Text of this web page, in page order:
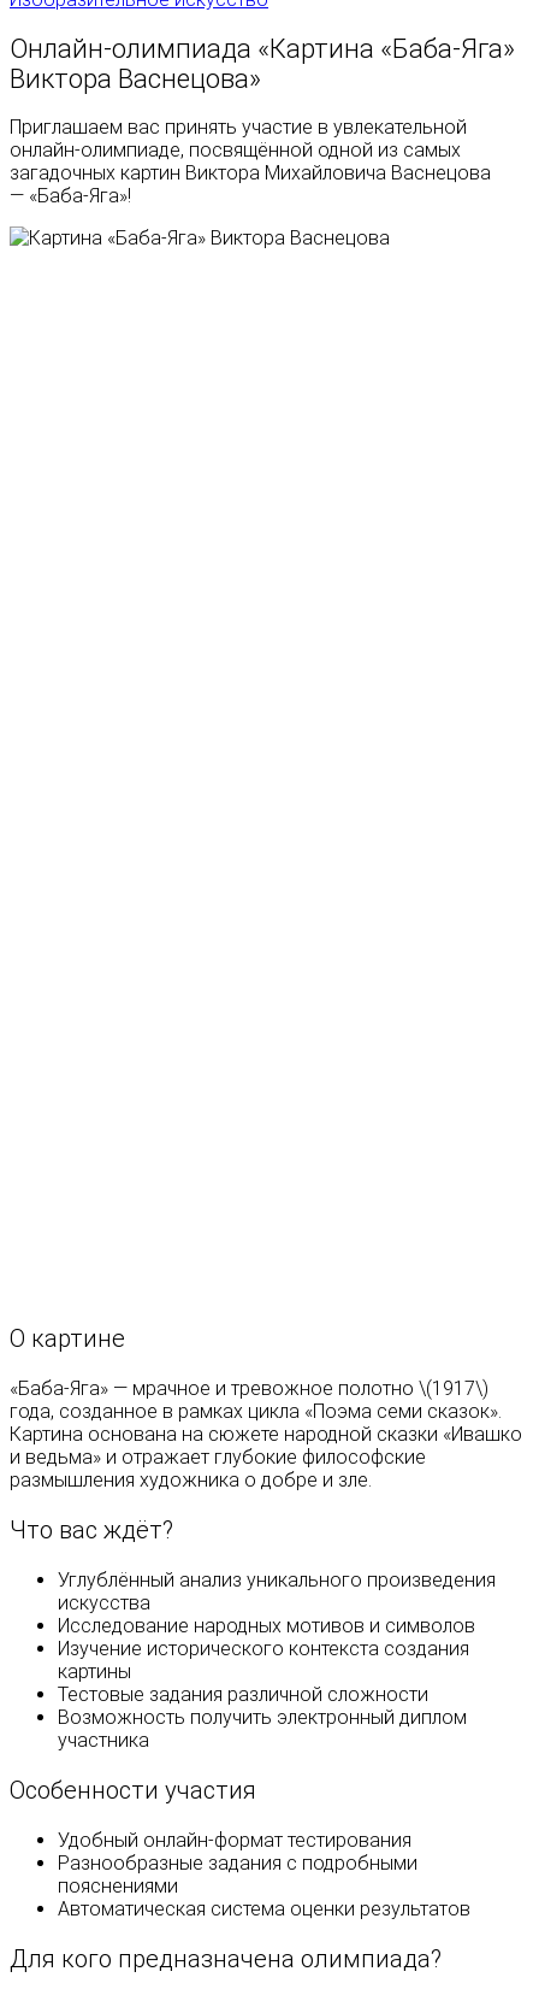
Онлайн-олимпиада «Картина «Баба-Яга»
Виктора Васнецова»
Приглашаем вас принять участие в увлекательной
онлайн-олимпиаде, посвящённой одной из самых
загадочных картин Виктора Михайловича Васнецова
— «Баба-Яга»!
О картине
«Баба-Яга» — мрачное и тревожное полотно \(1917\)
года, созданное в рамках цикла «Поэма семи сказок».
Картина основана на сюжете народной сказки «Ивашко
и ведьма» и отражает глубокие философские
размышления художника о добре и зле.
Что вас ждёт?
Углублённый анализ уникального произведения
искусства
Исследование народных мотивов и символов
Изучение исторического контекста создания
картины
Тестовые задания различной сложности
Возможность получить электронный диплом
участника
Особенности участия
Удобный онлайн-формат тестирования
Разнообразные задания с подробными
пояснениями
Автоматическая система оценки результатов
Для кого предназначена олимпиада?